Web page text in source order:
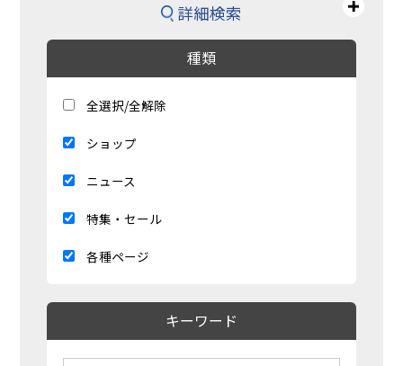
詳細検索
種類
全選択/全解除
ショップ
ニュース
特集・セール
各種ページ
キーワード